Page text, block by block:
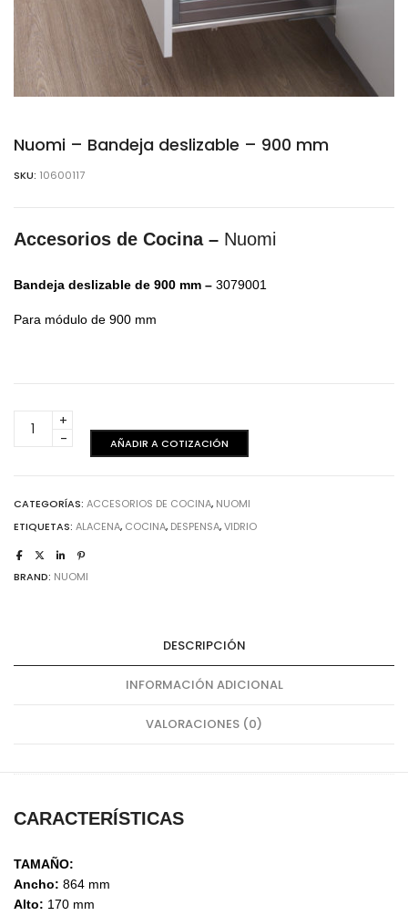
Nuomi – Bandeja deslizable – 900 mm
SKU: 10600117
Accesorios de Cocina – Nuomi
Bandeja deslizable de 900 mm – 3079001
Para módulo de 900 mm
mm
cantidad
AÑADIR A COTIZACIÓN
CATEGORÍAS: ACCESORIOS DE COCINA, NUOMI
ETIQUETAS: ALACENA, COCINA, DESPENSA,VIDRIO
BRAND: NUOMI
DESCRIPCIÓN
INFORMACIÓN ADICIONAL
VALORACIONES (0)
CARACTERÍSTICAS
TAMAÑO:
Ancho: 864 mm
Alto: 170 mm